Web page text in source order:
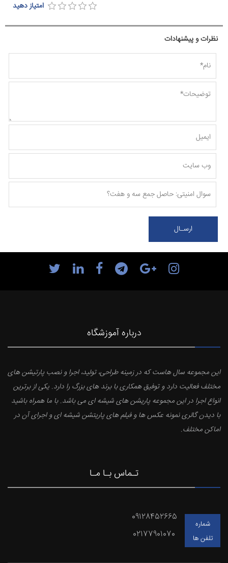
امتیاز دهید
نظرات و پیشنهادات
درباره آموزشگاه
این مجموعه سال هاست که در زمینه طراحی، تولید، اجرا و نصب پارتیشن های
مختلف فعالیت دارد و توفیق همکاری با برند های بزرگ را دارد. یکی از برترین
انواع اجرا در این مجموعه پاریشن های شیشه ای می باشد. با ما همراه باشید
با دیدن گالری نمونه عکس ها و فیلم های پاریتشن شیشه ای و اجرای آن در
اماکن مختلف.
تـماس بـا مـا
شماره
تلفن ها
09128452665